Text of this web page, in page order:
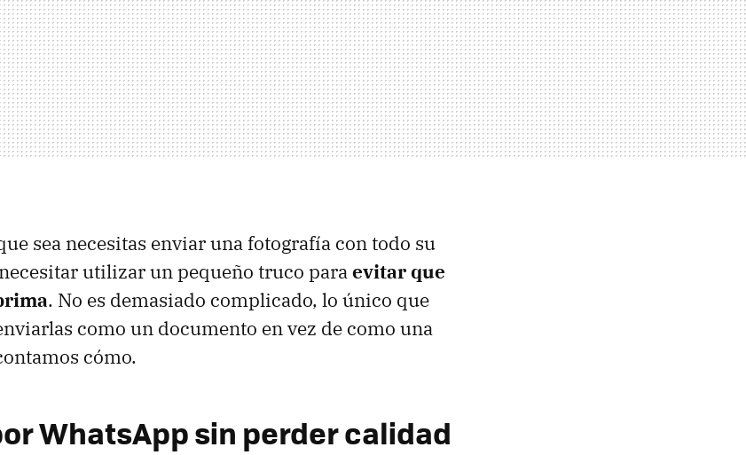
sea necesitas enviar una fotografía con todo su
utilizar un pequeño truco paraevitar que
. No es demasiado complicado, lo único que
como un documento en vez de como una
cómo.
WhatsApp sin perder calidad